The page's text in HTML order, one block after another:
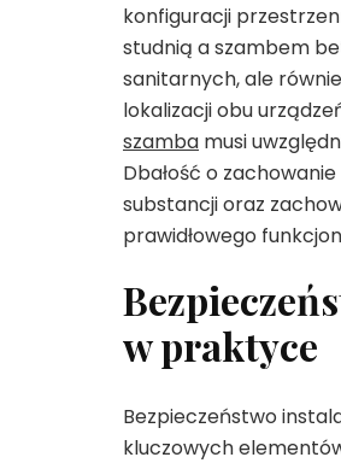
konfiguracji
studnią a szambem
sanitarnych, ale
lokalizacji obu
szamba musi
Dbałość o
substancji oraz
prawidłowego
w praktyce
Bezpieczeństwo
kluczowych